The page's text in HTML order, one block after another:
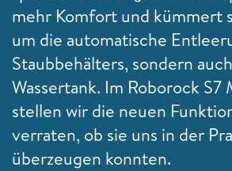
mehr Komfort und kümmert
um die automatische
Staubbehälters, sondern
Wassertank. Im Roborock S7
stellen wir die neuen
verraten, ob sie uns in der
überzeugen konnten.